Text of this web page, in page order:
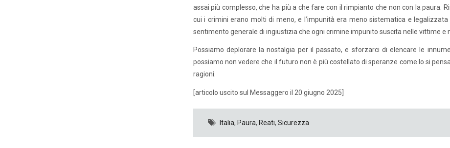
assai più complesso, che ha più a che fare con il rimpianto che non con la paura.
cui i crimini erano molti di meno, e l’impunità era meno sistematica e
sentimento generale di ingiustizia che ogni crimine impunito suscita nelle vittime e
Possiamo deplorare la nostalgia per il passato, e sforzarci di elencare le
possiamo non vedere che il futuro non è più costellato di speranze come lo si
ragioni.
[articolo uscito sul Messaggero il 20 giugno 2025]
Italia, Paura, Reati, Sicurezza